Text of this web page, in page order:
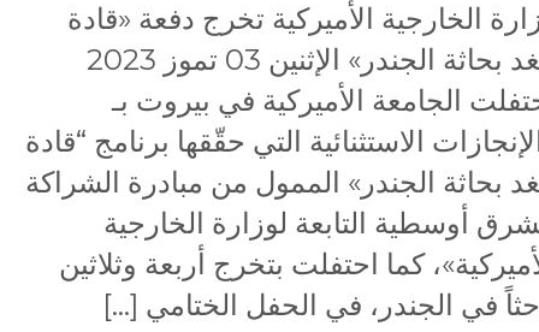
الخارجية الأميركية تخرج دفعة «قادة
الغد بحاثة الجندر» الإثنين 03 تموز 2023
الجامعة الأميركية في بيروت بـ
الاستثنائية التي حقّقها برنامج “قادة
بحاثة الجندر» الممول من مبادرة الشراكة
أوسطية التابعة لوزارة الخارجية
كما احتفلت بتخرج أربعة وثلاثين
في الجندر، في الحفل الختامي […]